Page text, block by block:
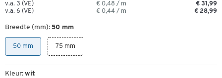
v.a. 3 (VE)
€ 0,48 / m
€ 31,99
v.a. 6 (VE)
€ 0,44 / m € 28,99
Breedte (mm): 50 mm
50 mm 75 mm
Kleur: wit